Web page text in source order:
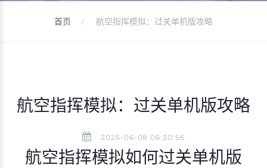
首页 航空指挥模拟：过关单机版攻略
航空指挥模拟：过关单机版攻略
2025-06-08 06:30:56
航空指挥模拟如何过关单机版